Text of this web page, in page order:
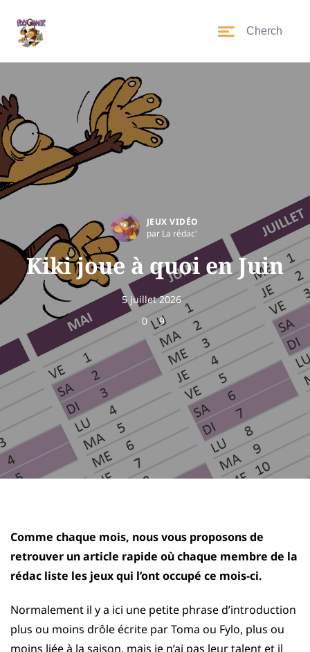
JEUX VIDÉO
par La rédac'
Kiki joue à quoi en Juin
5 juillet 2026
0
9
Comme chaque mois, nous vous proposons de
retrouver un article rapide où chaque membre de la
rédac liste les jeux qui l’ont occupé ce mois-ci.
Normalement il y a ici une petite phrase d’introduction
plus ou moins drôle écrite par Toma ou Fylo, plus ou
moins liée à la saison, mais je n’ai pas leur talent et il